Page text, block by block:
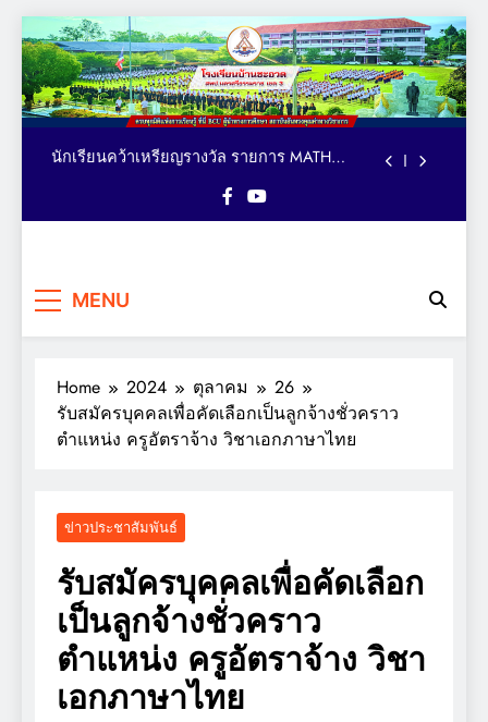
Skip
to
content
ตารางอาหารกลางวัน โรงเรียนบ้านชะอวด วัน
ที่ 3-7 สิงหาคม 2569
คณะผู้บริหาร เยี่ยม ติดตาม ให้กำลังใจ การจัด
กิจกรรมเทควันโด ของนักเรียนหลักสูตรภาษา
อังกฤษ MEP : Bancha-uat School
นักเรียนคว้าเหรียญรางวัล รายการ MATH
QUICK THAILAND CHAMPIONSHIP 2026
ระดับประเทศ
มอบถ้วยรางวัล เหรียญรางวัล และเกียรติบัตร
การศึกษาระดับประเทศ VTEA V-UP+ SUPREME
ตารางอาหารกลางวัน โรงเรียนบ้านชะอวด วัน
ที่ 3-7 สิงหาคม 2569
อังกฤษ MEP : Bancha-uat School
นักเรียนคว้าเหรียญรางวัล รายการ MATH
QUICK THAILAND CHAMPIONSHIP 2026
ระดับประเทศ
มอบถ้วยรางวัล เหรียญรางวัล และเกียรติบัตร
การศึกษาระดับประเทศ VTEA V-UP+ SUPREME
KST LOGIC GAMES 2026
ตารางอาหารกลางวัน โรงเรียนบ้านชะอวด วัน
ที่ 3-7 สิงหาคม 2569
บ้านชะอวด
MENU
Home 2024 ตุลาคม
26
รับสมัครบุคคลเพื่อคัดเลือกเป็นลูกจ้างชั่วคราว
ตำแหน่ง ครูอัตราจ้าง วิชาเอกภาษาไทย
ข่าวประชาสัมพันธ์
รับสมัครบุคคลเพื่อคัดเลือก
เป็นลูกจ้างชั่วคราว
ตำแหน่ง ครูอัตราจ้าง วิชา
เอกภาษาไทย